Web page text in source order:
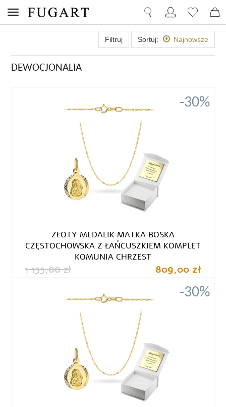
Filtruj Sortuj: Najnowsze
DEWOCJONALIA
-30%
ZŁOTY MEDALIK MATKA BOSKA
CZĘSTOCHOWSKA Z ŁAŃCUSZKIEM KOMPLET
KOMUNIA CHRZEST
1 155,00 zł 809,00 zł
-30%